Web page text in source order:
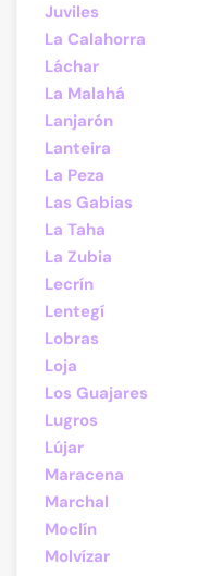
Juviles
La Calahorra
Láchar
La Malahá
Lanjarón
Lanteira
La Peza
Las Gabias
La Taha
La Zubia
Lecrín
Lentegí
Lobras
Loja
Los Guajares
Lugros
Lújar
Maracena
Marchal
Moclín
Molvízar